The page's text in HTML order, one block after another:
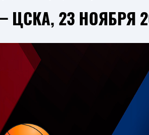
ЦСКА, 23 НОЯБРЯ